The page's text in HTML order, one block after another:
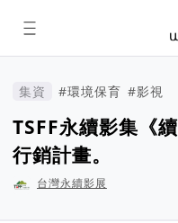
集資 #環境保育 #影視
TSFF永續影集《
行銷計畫。
台灣永續影展